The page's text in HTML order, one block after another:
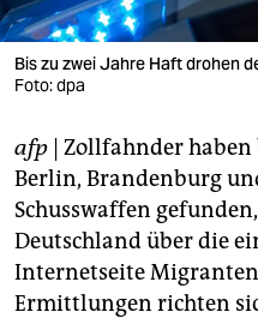
verlag
veranstaltungen
fragen & hilfe
unterstützen
abo
genossenschaft
Bis zu zwei Jahre Haft drohen
Foto: dpa
afp | Zollfahnder
Berlin, Brandenburg
Schusswaffen
Deutschland über die
Internetseite
Ermittlungen richten